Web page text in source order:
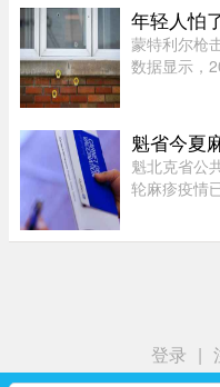
找回电脑。
Plateau-
年轻人怕
蒙特利尔枪
数据显示，
到持枪犯罪
魁省今夏
魁北克省公
轮麻疹疫情
登录 |